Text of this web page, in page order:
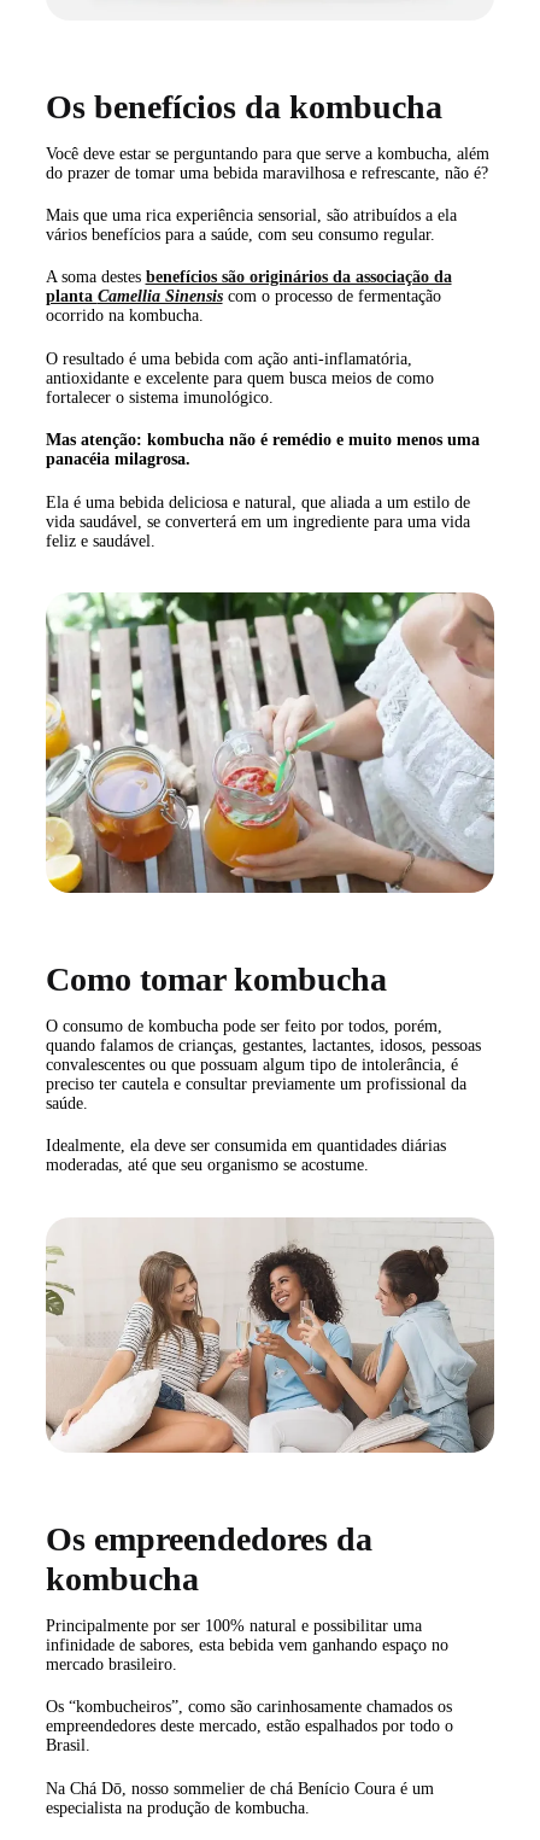
Os benefícios da kombucha
Você deve estar se perguntando para que serve a kombucha, além
do prazer de tomar uma bebida maravilhosa e refrescante, não é?
Mais que uma rica experiência sensorial, são atribuídos a ela
vários benefícios para a saúde, com seu consumo regular.
A soma destes benefícios são originários da associação da
planta Camellia Sinensiscom o processo de fermentação
ocorrido na kombucha.
O resultado é uma bebida com ação anti-inflamatória,
antioxidante e excelente para quem busca meios de como
fortalecer o sistema imunológico.
Mas atenção: kombucha não é remédio e muito menos uma
panacéia milagrosa.
Ela é uma bebida deliciosa e natural, que aliada a um estilo de
vida saudável, se converterá em um ingrediente para uma vida
feliz e saudável.
Como tomar kombucha
O consumo de kombucha pode ser feito por todos, porém,
quando falamos de crianças, gestantes, lactantes, idosos, pessoas
convalescentes ou que possuam algum tipo de intolerância, é
preciso ter cautela e consultar previamente um profissional da
saúde.
Idealmente, ela deve ser consumida em quantidades diárias
moderadas, até que seu organismo se acostume.
Os empreendedores da
kombucha
Principalmente por ser 100% natural e possibilitar uma
infinidade de sabores, esta bebida vem ganhando espaço no
mercado brasileiro.
Os “kombucheiros”, como são carinhosamente chamados os
empreendedores deste mercado, estão espalhados por todo o
Brasil.
Na Chá Dō, nosso sommelier de chá Benício Coura é um
especialista na produção de kombucha.